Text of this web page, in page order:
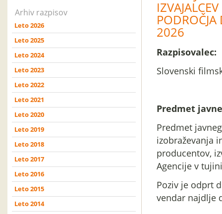
Arhiv razpisov
Leto 2026
Leto 2025
Leto 2024
Leto 2023
Leto 2022
Leto 2021
Leto 2020
Leto 2019
Leto 2018
Leto 2017
Leto 2016
Leto 2015
Leto 2014
2026
Razpisovalec:
Slovenski
Predmet
Predmet
izobraževanja
producentov,
Agencije v
Poziv je odprt
vendar najdlje